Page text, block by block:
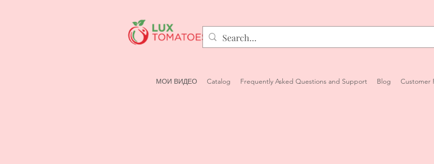
МОИ ВИДЕО Catalog Frequently Asked Questions and Support Blog Customer